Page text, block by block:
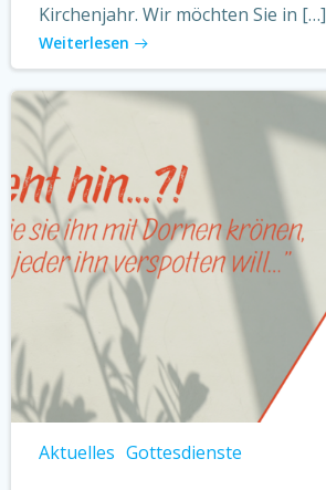
Kirchenjahr. Wir möchten Sie in […]
Weiterlesen
Aktuelles Gottesdienste